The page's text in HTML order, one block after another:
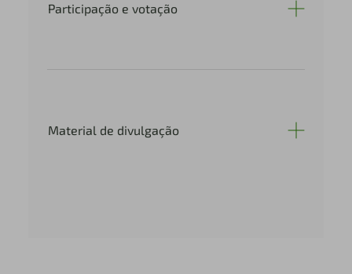
Participação e votação
Material de divulgação